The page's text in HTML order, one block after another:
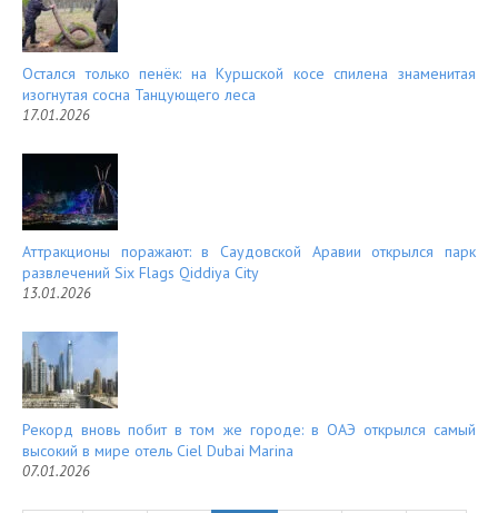
Остался только пенёк: на Куршской косе спилена знаменитая
изогнутая сосна Танцующего леса
17.01.2026
Аттракционы поражают: в Саудовской Аравии открылся парк
развлечений Six Flags Qiddiya City
13.01.2026
Рекорд вновь побит в том же городе: в ОАЭ открылся самый
высокий в мире отель Ciel Dubai Marina
07.01.2026